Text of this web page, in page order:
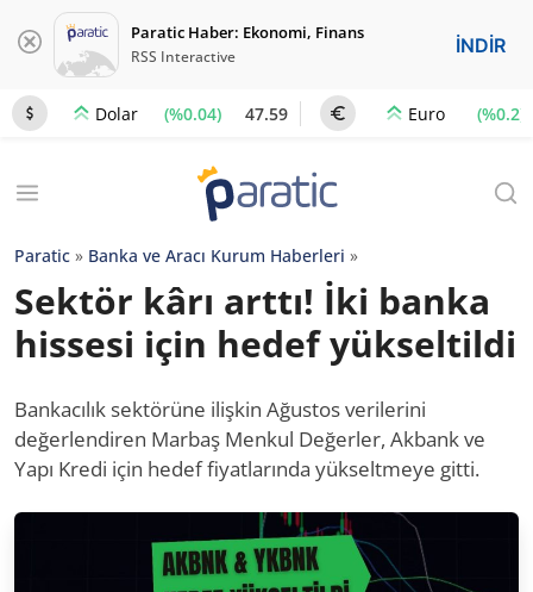
Paratic Haber: Ekonomi, Finans
RSS Interactive İNDİR
Dolar (%0.04) 47.59 Euro (%0.2)
Paratic » Banka ve Aracı Kurum Haberleri »
Sektör kârı arttı! İki banka
hissesi için hedef yükseltildi
Bankacılık sektörüne ilişkin Ağustos verilerini
değerlendiren Marbaş Menkul Değerler, Akbank ve
Yapı Kredi için hedef fiyatlarında yükseltmeye gitti.